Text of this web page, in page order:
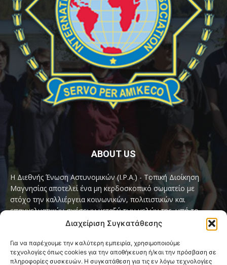
Διαχείριση Συγκατάθεσης
Για να παρέχουμε την καλύτερη εμπειρία, χρησιμοποιούμε
τεχνολογίες όπως cookies για την αποθήκευση ή/και την πρόσβαση σε
πληροφορίες συσκευών. Η συγκατάθεση για τις εν λόγω τεχνολογίες
ABOUT US
Η Διεθνής Ένωση Αστυνομικών (I.P.A.) - Τοπική Διοίκηση
Μαγνησίας αποτελεί ένα μη κερδοσκοπικό σωματείο με
στόχο την καλλιέργεια κοινωνικών, πολιτιστικών και
επαγγελματικών σχέσεων μεταξύ των μελών της, υπό το
παγκόσμιο σύνθημα «Servo per Amikeco» (Υπηρετώ δια της
Contact us:ipamagnesia@gmail.com